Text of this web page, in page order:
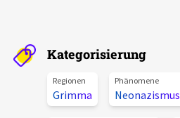
Phänomene
Aktuelles
Kategorisierung
Regionen
Grimma
Phänomene
Neonazismus